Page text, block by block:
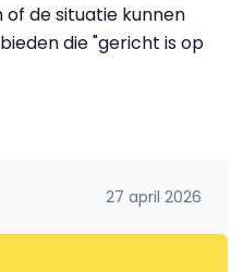
de situatie kunnen
die "gericht is op
27 april 2026